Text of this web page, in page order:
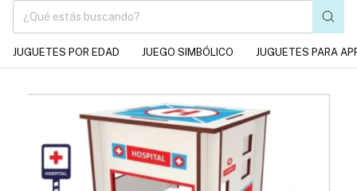
JUGUETES POR EDAD JUEGO SIMBÓLICO JUGUETES PARA